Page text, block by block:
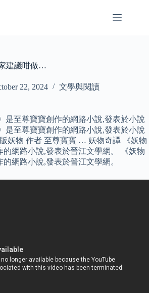
建議咁做…
22, 2024 文學與閱讀
是至尊寶寶創作的網路小說,發表於小說
是至尊寶寶創作的網路小說,發表於小說
妖物 作者 至尊寶寶 … 妖物奇譚 《妖物
網路小說,發表於晉江文學網。 《妖物
網路小說,發表於晉江文學網。